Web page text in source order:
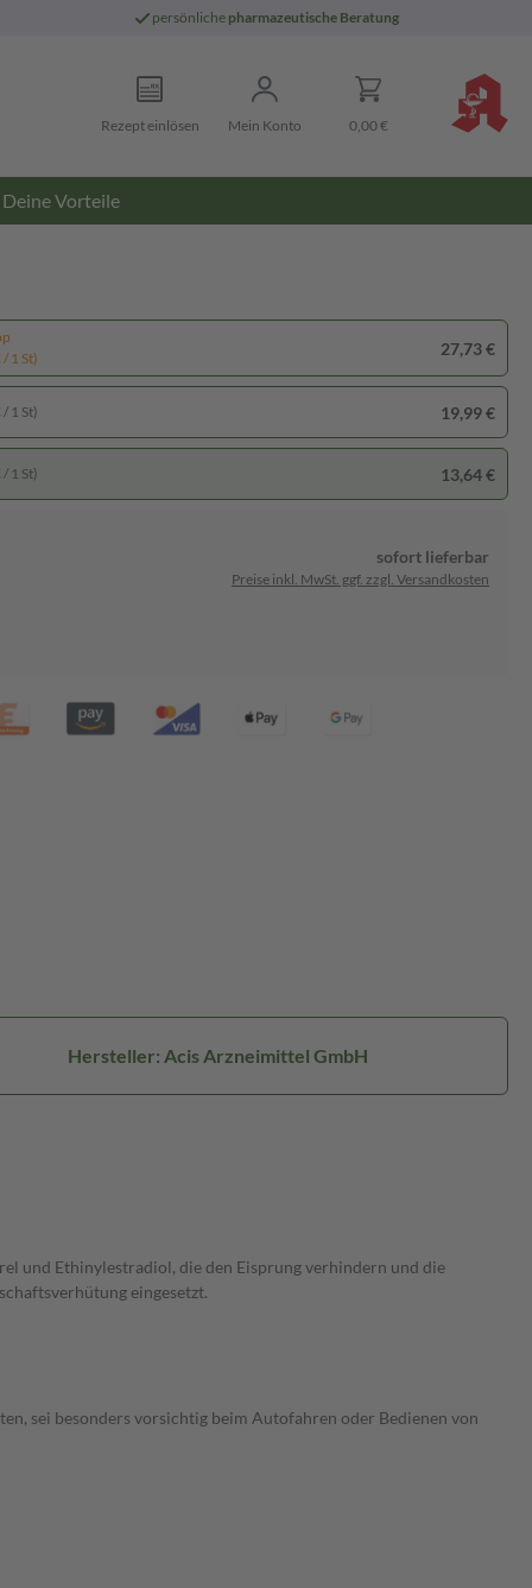
persönliche pharmazeutische Beratung
Rezept einlösen Mein Konto 0,00 €
Deine Vorteile
1 St)
27,73 €
1 St) 19,99 €
1 St) 13,64 €
sofort lieferbar
Preise inkl. MwSt. ggf. zzgl. Versandkosten
Hersteller: Acis Arzneimittel GmbH
und Ethinylestradiol, die den Eisprung verhindern und die
eingesetzt.
sei besonders vorsichtig beim Autofahren oder Bedienen von